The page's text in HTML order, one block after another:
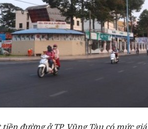
đường ở TP. Vũng Tàu có mức